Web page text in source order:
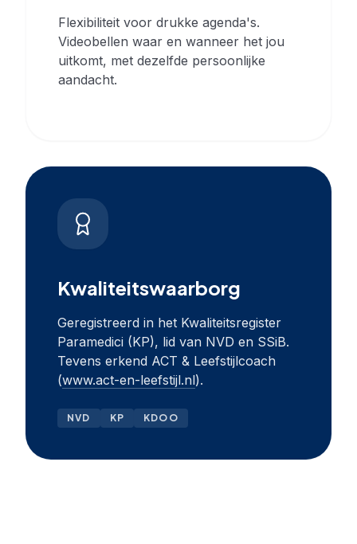
Flexibiliteit voor drukke agenda's.
Videobellen waar en wanneer het jou
uitkomt, met dezelfde persoonlijke
aandacht.
Kwaliteitswaarborg
Geregistreerd in het Kwaliteitsregister
Paramedici (KP), lid van NVD en SSiB.
Tevens erkend ACT & Leefstijlcoach
(www.act-en-leefstijl.nl).
NVD KP KDOO